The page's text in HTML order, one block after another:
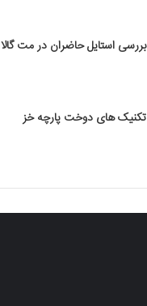
بررسی استایل حاضران در مت گالا 2024
تکنیک‌ های دوخت پارچه خز